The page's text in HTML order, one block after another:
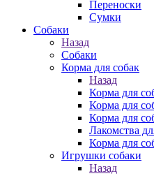
Переноски
Сумки
Собаки
Назад
Собаки
Корма для собак
Назад
Корма для
Корма для
Корма для
Лакомства
Корма для
Игрушки собаки
Назад